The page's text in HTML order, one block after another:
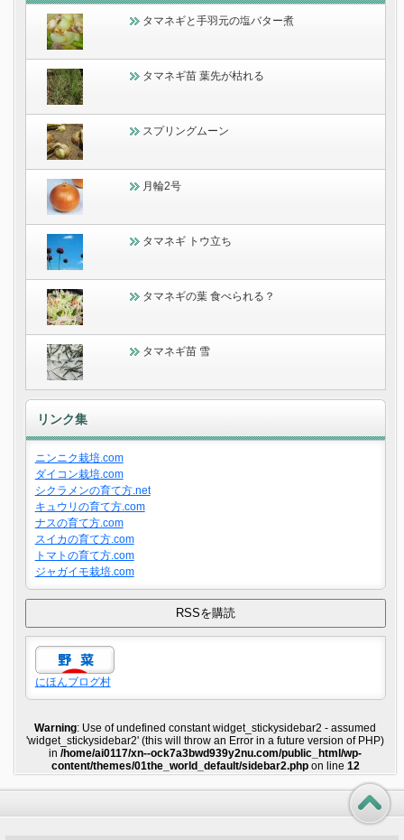
タマネギと手羽元の塩バター煮
タマネギ苗 葉先が枯れる
スプリングムーン
月輪2号
タマネギ トウ立ち
タマネギの葉 食べられる？
タマネギ苗 雪
リンク集
ニンニク栽培.com
ダイコン栽培.com
シクラメンの育て方.net
キュウリの育て方.com
ナスの育て方.com
スイカの育て方.com
トマトの育て方.com
ジャガイモ栽培.com
にほんブログ村
Warning: Use of undefined constant widget_stickysidebar2 - assumed
'widget_stickysidebar2' (this will throw an Error in a future version of PHP)
in/home/ai0117/xn--ock7a3bwd939y2nu.com/public_html/wp-
content/themes/01the_world_default/sidebar2.phpon line 12